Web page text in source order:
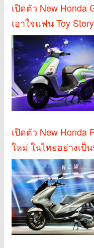
เปิดตัว New Honda
เอาใจแฟน Toy
เปิดตัว New Honda
ใหม่ ในไทยอย่างเป็